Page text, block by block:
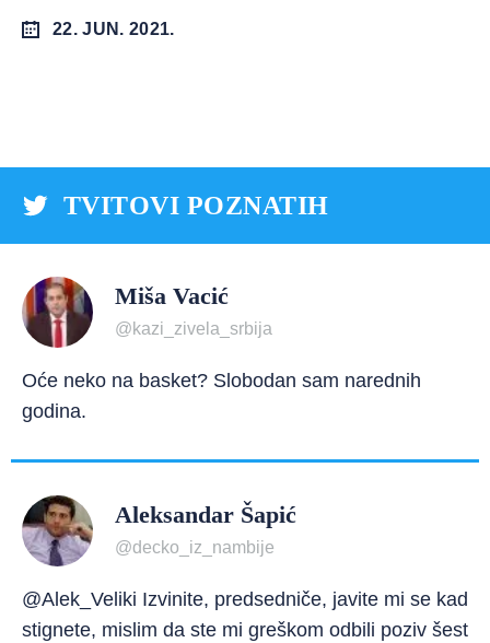
22. JUN. 2021.
TVITOVI POZNATIH
Miša Vacić
@kazi_zivela_srbija
Oće neko na basket? Slobodan sam narednih
godina.
Aleksandar Šapić
@decko_iz_nambije
@Alek_Veliki Izvinite, predsedniče, javite mi se kad
stignete, mislim da ste mi greškom odbili poziv šest